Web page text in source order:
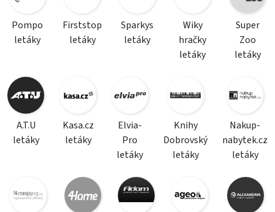
Pompo
letáky
Firststop
letáky
Sparkys
letáky
Wiky
hračky
letáky
Super
Zoo
letáky
A.T.U
letáky
Kasa.cz
letáky
Elvia-
Pro
letáky
Knihy
Dobrovský
letáky
Nakup-
nabytek.cz
letáky